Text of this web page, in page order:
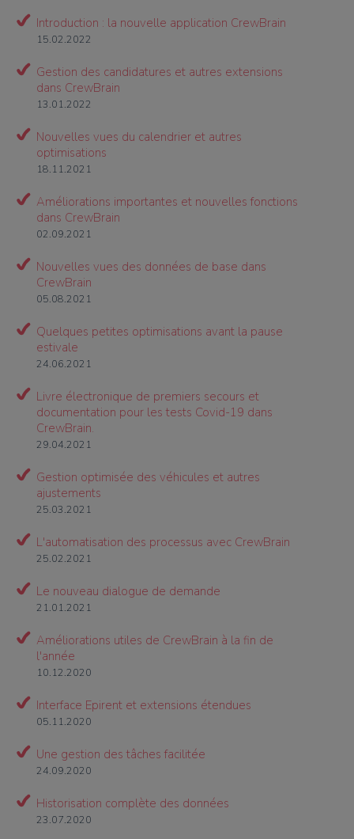
Introduction : la nouvelle application CrewBrain
15.02.2022
Gestion des candidatures et autres extensions
dans CrewBrain
13.01.2022
Nouvelles vues du calendrier et autres
optimisations
18.11.2021
Améliorations importantes et nouvelles fonctions
dans CrewBrain
02.09.2021
Nouvelles vues des données de base dans
CrewBrain
05.08.2021
Quelques petites optimisations avant la pause
estivale
24.06.2021
Livre électronique de premiers secours et
documentation pour les tests Covid-19 dans
CrewBrain.
29.04.2021
Gestion optimisée des véhicules et autres
ajustements
25.03.2021
L'automatisation des processus avec CrewBrain
25.02.2021
Le nouveau dialogue de demande
21.01.2021
Améliorations utiles de CrewBrain à la fin de
l'année
10.12.2020
Interface Epirent et extensions étendues
05.11.2020
Une gestion des tâches facilitée
24.09.2020
Historisation complète des données
23.07.2020